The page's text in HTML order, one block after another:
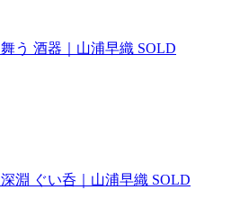
舞う 酒器｜山浦早織 SOLD
深淵 ぐい呑｜山浦早織 SOLD